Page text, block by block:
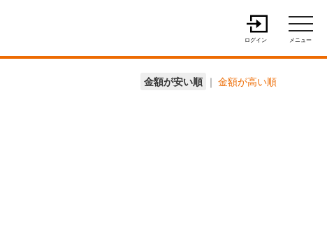
ログイン メニュー
金額が安い順 ｜ 金額が高い順